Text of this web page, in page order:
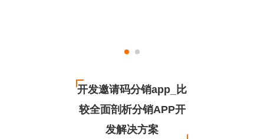
开发邀请码分销app_比
较全面剖析分销APP开
发解决方案